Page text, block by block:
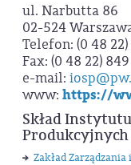
ul. Narbutta 86
02-524
Telefon: (0 48 22)
Fax: (0 48 22)
e-mail:
www: https://
Skład
Produkcyjnych
Zakład Zarządzania